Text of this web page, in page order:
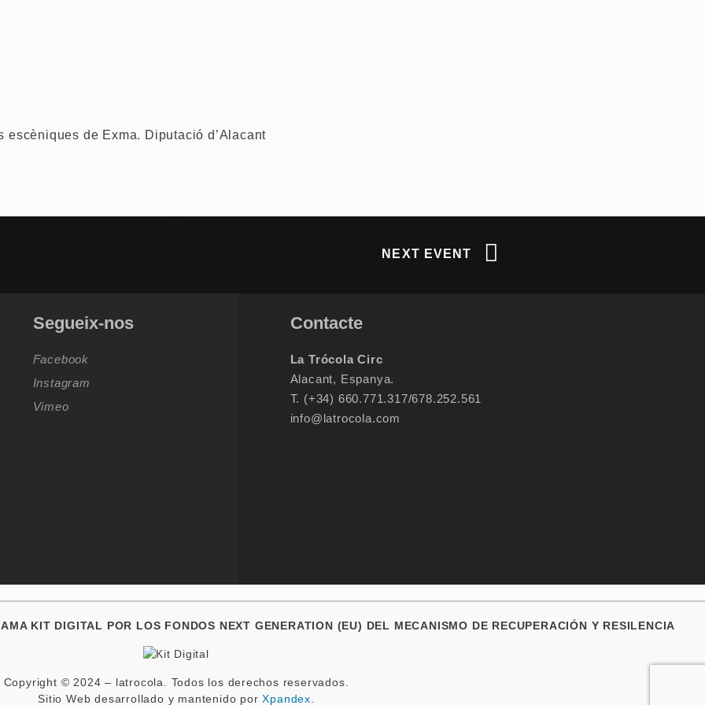
de Exma. Diputació d’Alacant
NEXT EVENT
Segueix-nos
Facebook
Instagram
Vimeo
Contacte
La Trócola Circ
Alacant, Espanya.
T. (+34) 660.771.317/678.252.561
info@latrocola.com
KIT DIGITAL POR LOS FONDOS NEXT GENERATION (EU) DEL MECANISMO DE RECUPERACIÓN Y RESILENCIA
Copyright © 2024 – latrocola. Todos los derechos reservados.
Sitio Web desarrollado y mantenido porXpandex